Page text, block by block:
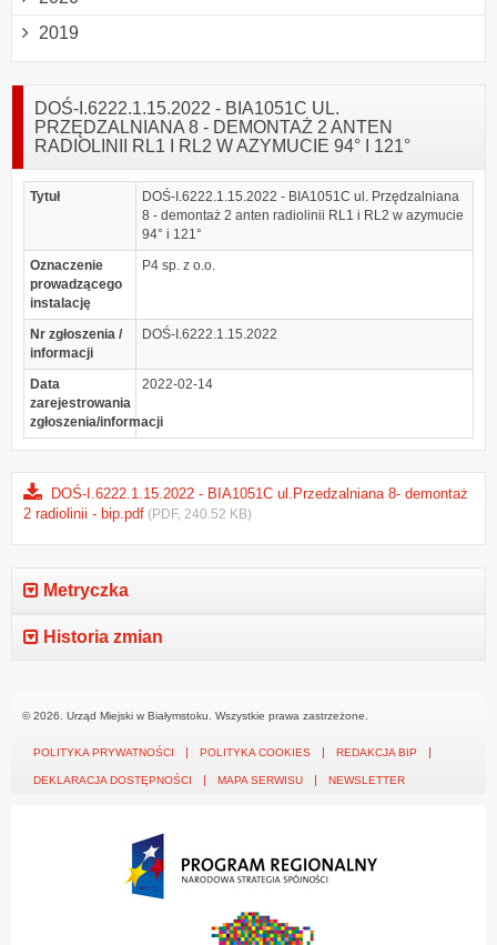
2019
DOŚ-I.6222.1.15.2022 - BIA1051C UL.
PRZĘDZALNIANA 8 - DEMONTAŻ 2 ANTEN
RADIOLINII RL1 I RL2 W AZYMUCIE 94° I 121°
Tytuł
DOŚ-I.6222.1.15.2022 - BIA1051C ul. Przędzalniana
8 - demontaż 2 anten radiolinii RL1 i RL2 w azymucie
94° i 121°
Oznaczenie
prowadzącego
instalację
P4 sp. z o.o.
Nr zgłoszenia /
informacji
DOŚ-I.6222.1.15.2022
Data
zarejestrowania
zgłoszenia/informacji
2022-02-14
DOŚ-I.6222.1.15.2022 - BIA1051C ul.Przedzalniana 8- demontaż
2 radiolinii - bip.pdf (PDF, 240.52 KB)
Metryczka
Historia zmian
© 2026. Urząd Miejski w Białymstoku. Wszystkie prawa zastrzeżone.
POLITYKA PRYWATNOŚCI POLITYKA COOKIES REDAKCJA BIP
DEKLARACJA DOSTĘPNOŚCI MAPA SERWISU NEWSLETTER